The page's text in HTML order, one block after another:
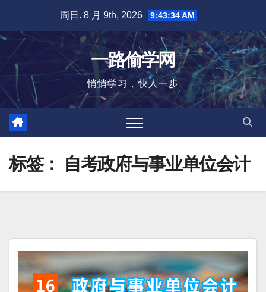
内
容
周日. 8 月 9th, 2026 9:43:35 AM
一路偷学网
悄悄学习，快人一步
标签： 自考政府与事业单位会计